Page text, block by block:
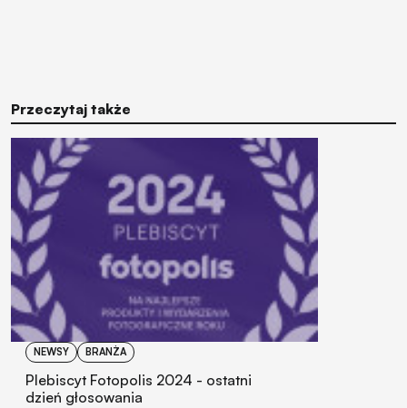
Przeczytaj także
NEWSY BRANŻA
Plebiscyt Fotopolis 2024 - ostatni
dzień głosowania